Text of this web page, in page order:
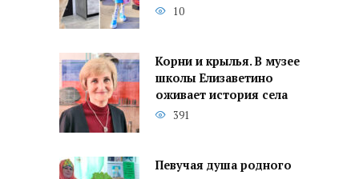
10
Корни и крылья. В музее
школы Елизаветино
оживает история села
391
Певучая душа родного